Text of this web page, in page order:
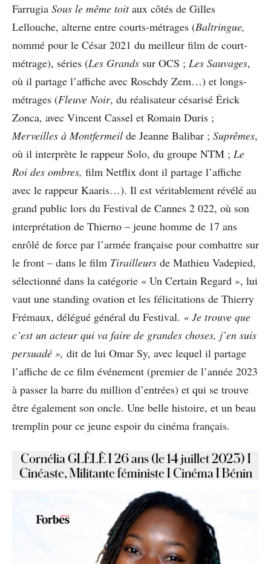
Farrugia Sous le même toitaux côtés de Gilles
Lellouche, alterne entre courts-métrages (Baltringue,
nommé pour le César 2021 du meilleur film de court-
métrage), séries (Les Grands sur OCS ; Les Sauvages,
où il partage l’affiche avec Roschdy Zem…) et longs-
métrages (Fleuve Noir, du réalisateur césarisé Érick
Zonca, avec Vincent Cassel et Romain Duris ;
Merveilles à Montfermeil de Jeanne Balibar ; Suprêmes,
où il interprète le rappeur Solo, du groupe NTM ; Le
Roi des ombres, film Netflix dont il partage l’affiche
avec le rappeur Kaaris…). Il est véritablement révélé au
grand public lors du Festival de Cannes 2 022, où son
interprétation de Thierno – jeune homme de 17 ans
enrôlé de force par l’armée française pour combattre sur
le front – dans le film Tirailleurs de Mathieu Vadepied,
sélectionné dans la catégorie « Un Certain Regard », lui
vaut une standing ovation et les félicitations de Thierry
Frémaux, délégué général du Festival. « Je trouve que
c’est un acteur qui va faire de grandes choses, j’en suis
persuadé », dit de lui Omar Sy, avec lequel il partage
l’affiche de ce film événement (premier de l’année 2023
à passer la barre du million d’entrées) et qui se trouve
être également son oncle. Une belle histoire, et un beau
tremplin pour ce jeune espoir du cinéma français.
Cornélia GLÈLÈ I 26 ans (le 14 juillet 2023) I
Cinéaste, Militante féministe I Cinéma I Bénin